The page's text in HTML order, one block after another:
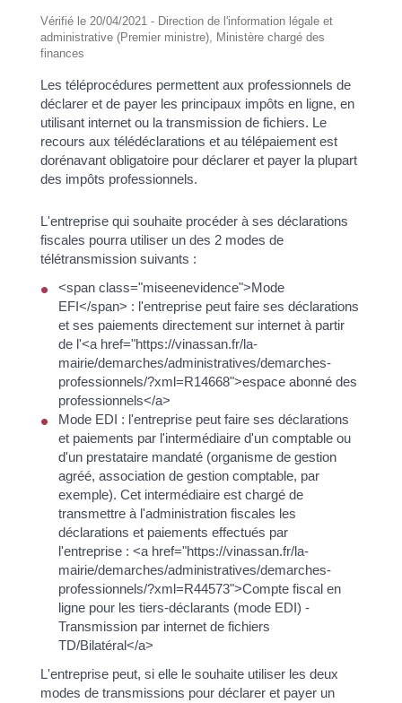
Vérifié le 20/04/2021 - Direction de l'information légale et
administrative (Premier ministre), Ministère chargé des
finances
Les téléprocédures permettent aux professionnels de
déclarer et de payer les principaux impôts en ligne, en
utilisant internet ou la transmission de fichiers. Le
recours aux télédéclarations et au télépaiement est
dorénavant obligatoire pour déclarer et payer la plupart
des impôts professionnels.
L'entreprise qui souhaite procéder à ses déclarations
fiscales pourra utiliser un des 2 modes de
télétransmission suivants :
<span class="miseenevidence">Mode
EFI</span> : l'entreprise peut faire ses déclarations
et ses paiements directement sur internet à partir
de l'<a href="https://vinassan.fr/la-
mairie/demarches/administratives/demarches-
professionnels/?xml=R14668">espace abonné des
professionnels</a>
Mode EDI : l'entreprise peut faire ses déclarations
et paiements par l'intermédiaire d'un comptable ou
d'un prestataire mandaté (organisme de gestion
agréé, association de gestion comptable, par
exemple). Cet intermédiaire est chargé de
transmettre à l'administration fiscales les
déclarations et paiements effectués par
l'entreprise : <a href="https://vinassan.fr/la-
mairie/demarches/administratives/demarches-
professionnels/?xml=R44573">Compte fiscal en
ligne pour les tiers-déclarants (mode EDI) -
Transmission par internet de fichiers
TD/Bilatéral</a>
L'entreprise peut, si elle le souhaite utiliser les deux
modes de transmissions pour déclarer et payer un